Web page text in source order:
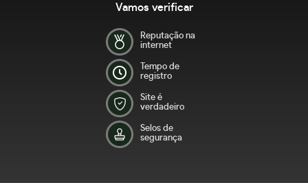
Vamos verificar
Reputação na
internet
Tempo de
registro
Site é
verdadeiro
Selos de
segurança